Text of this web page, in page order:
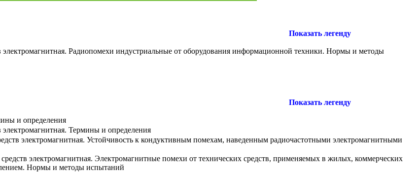
Показать легенду
электромагнитная. Радиопомехи индустриальные от оборудования информационной техники. Нормы и методы
Показать легенду
и определения
электромагнитная. Термины и определения
электромагнитная. Устойчивость к кондуктивным помехам, наведенным радиочастотными электромагнитными
электромагнитная. Электромагнитные помехи от технических средств, применяемых в жилых, коммерческих
Нормы и методы испытаний